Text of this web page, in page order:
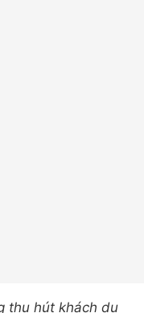
thu hút khách du